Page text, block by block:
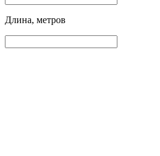
Длина, метров